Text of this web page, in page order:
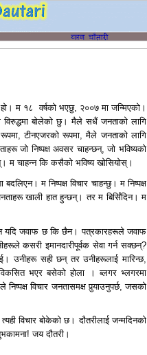
म १८
वर्षको भएछु, २००७ मा जन्मिएको।
बोलेको छु। मैले सधैं जनताको लागि
टीनएजरको रूपमा, मैले जनताको लागि
जो निष्पक्ष अवसर चाहन्छन्, जो भविष्यको
म चाहन्न कि कसैको भविष्य खोसियोस्।
म निष्पक्ष विचार चाहन्छु। म निष्पक्ष
खाली हात हुन्छन्। तर म बिर्सिंदिन। म
यदि जवाफ छ कि छैन। पत्रकारहरूले जवाफ
कसरी इमानदारीपूर्वक सेवा गर्न सक्छन्?
सही छन् तर उनीहरूलाई मारिन्छ,
भएर बसेको होला । ब्लगर भ्लगरमा
विचार जनतासमक्ष पुर्‍याउनुपर्छ, जसको
विचार बोकेको छ। दौतरीलाई जन्मदिनको
जय दौतरी।